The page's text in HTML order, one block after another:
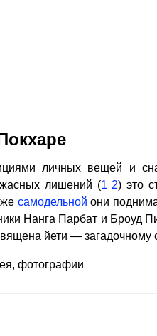
личных вещей и
лишений (1 2) это
самодельной они
Нанга Парбат и Броуд
йети — загадочному
фотографии